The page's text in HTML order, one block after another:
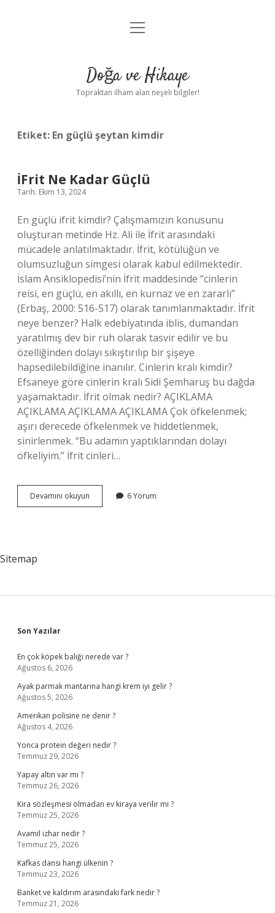
Anasayfa
Yasal Uyarı
menüyü
Doğa ve Hikaye
Topraktan ilham alan neşeli bilgiler!
Etiket: En güçlü şeytan kimdir
İFrit Ne Kadar Güçlü
Tarih: Ekim 13, 2024
En güçlü ifrit kimdir? Çalışmamızın konusunu
oluşturan metinde Hz. Ali ile İfrit arasındaki
mücadele anlatılmaktadır. İfrit, kötülüğün ve
olumsuzluğun simgesi olarak kabul edilmektedir.
İslam Ansiklopedisi’nin İfrit maddesinde “cinlerin
reisi, en güçlü, en akıllı, en kurnaz ve en zararlı”
(Erbaş, 2000: 516-517) olarak tanımlanmaktadır. İfrit
neye benzer? Halk edebiyatında iblis, dumandan
yaratılmış dev bir ruh olarak tasvir edilir ve bu
özelliğinden dolayı sıkıştırılıp bir şişeye
hapsedilebildiğine inanılır. Cinlerin kralı kimdir?
Efsaneye göre cinlerin kralı Sidi Şemharuş bu dağda
yaşamaktadır. İfrit olmak nedir? AÇIKLAMA
AÇIKLAMA AÇIKLAMA AÇIKLAMA Çok öfkelenmek;
aşırı derecede öfkelenmek ve hiddetlenmek,
sinirlenmek. “Bu adamın yaptıklarından dolayı
öfkeliyim.” İfrit cinleri…
Devamını okuyun
Ne
6 Yorum
Sitemap
Sidebar
Son Yazılar
En çok köpek balığı nerede var ?
Ağustos 6, 2026
Ayak parmak mantarına hangi krem iyi gelir ?
Ağustos 5, 2026
Amerikan polisine ne denir ?
Ağustos 4, 2026
Yonca protein değeri nedir ?
Temmuz 29, 2026
Yapay altın var mı ?
Temmuz 26, 2026
Kira sözleşmesi olmadan ev kiraya verilir mi ?
Temmuz 25, 2026
Avamil izhar nedir ?
Temmuz 25, 2026
Kafkas dansı hangi ülkenin ?
Temmuz 23, 2026
Banket ve kaldırım arasındaki fark nedir ?
Temmuz 21, 2026